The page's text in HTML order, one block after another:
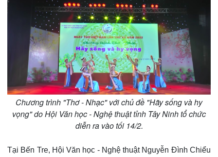
Chương trình "Thơ - Nhạc" với chủ đề "Hãy sống và hy
vọng" do Hội Văn học - Nghệ thuật tỉnh Tây Ninh tổ chức
diễn ra vào tối 14/2.
Tại Bến Tre, Hội Văn học - Nghệ thuật Nguyễn Đình Chiểu